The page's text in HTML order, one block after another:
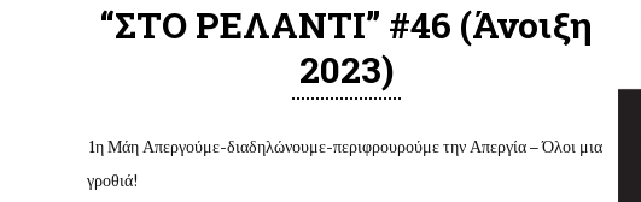
“ΣΤΟ ΡΕΛΑΝΤΙ” #46 (Άνοιξη
2023)
1η Μάη Απεργούμε-διαδηλώνουμε-περιφρουρούμε την Απεργία – Όλοι μια
γροθιά!